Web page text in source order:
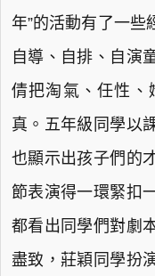
年”的活動有了一些
自導、自排、自演
倩把淘氣、任性、
真。五年級同學以
也顯示出孩子們的
節表演得一環緊扣
都看出同學們對劇
盡致，莊穎同學扮